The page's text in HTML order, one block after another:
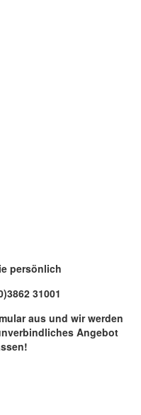
persönlich
31001
aus und wir werden
Angebot